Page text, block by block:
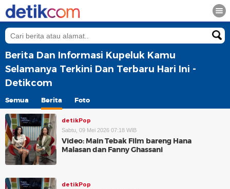
Berita Dan Informasi Kupeluk Kamu
Selamanya Terkini Dan Terbaru Hari Ini -
Detikcom
Semua Berita Foto
detikPop
Sabtu, 09 Mei 2026 07:18 WIB
Video: Main Tebak Film bareng Hana
Malasan dan Fanny Ghassani
detikPop